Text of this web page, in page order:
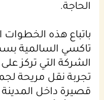
الحاجة.
باتباع هذه
تاكسي السالمية
الشركة التي تركز
تجربة نقل مريحة
قصيرة داخل